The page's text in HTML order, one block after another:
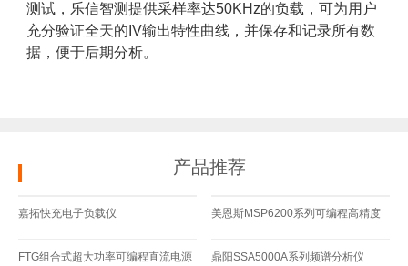
测试，乐信智测提供采样率达50KHz的负载，可为用户
充分验证全天的IV输出特性曲线，并保存和记录所有数
据，便于后期分析。
产品推荐
嘉拓快充电子负载仪 美恩斯MSP6200系列可编程高精度
FTG组合式超大功率可编程直流电源
鼎阳SSA5000A系列频谱分析仪